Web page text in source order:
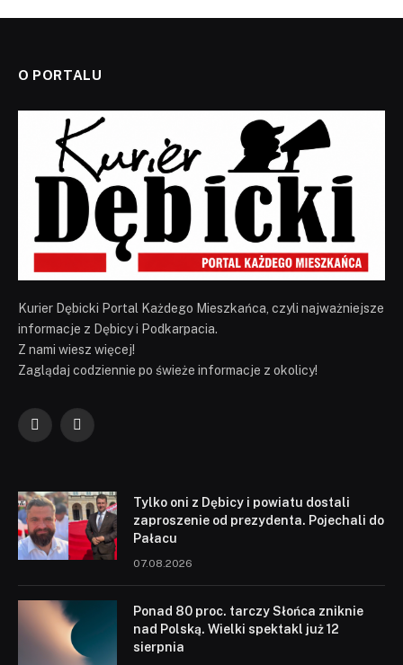
O PORTALU
Kurier Dębicki Portal Każdego Mieszkańca, czyli najważniejsze
informacje z Dębicy i Podkarpacia.
Z nami wiesz więcej!
Zaglądaj codziennie po świeże informacje z okolicy!
FacebookYouTube
Tylko oni z Dębicy i powiatu dostali
zaproszenie od prezydenta. Pojechali do
Pałacu
07.08.2026
Ponad 80 proc. tarczy Słońca zniknie
nad Polską. Wielki spektakl już 12
sierpnia